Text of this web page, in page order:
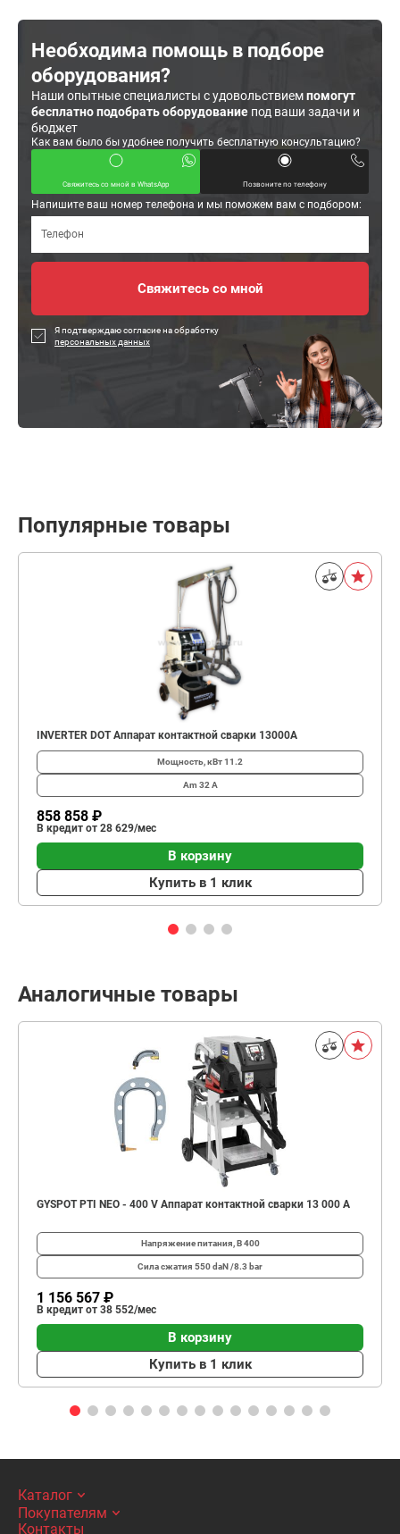
Необходима помощь в подборе
оборудования?
Наши опытные специалисты с удовольствиемпомогут
бесплатно подобрать оборудование под ваши задачи и
бюджет
Как вам было бы удобнее получить бесплатную консультацию?
Свяжитесь со мной в WhatsApp Позвоните по телефону
Напишите ваш номер телефона и мы поможем вам с подбором:
Я подтверждаю согласие на обработку
персональных данных
Популярные товары
INVERTER DOT Аппарат контактной сварки 13000А
Мощность, кВт11.2
Am 32 А
858 858 ₽
В кредит от 28 629/мес
В корзину
Купить в 1 клик
Аналогичные товары
GYSPOT PTI NEO - 400 V Аппарат контактной сварки 13 000 А
Напряжение питания, В400
Сила сжатия 550 daN /8.3 bar
1 156 567 ₽
В кредит от 38 552/мес
В корзину
Купить в 1 клик
Каталог
Покупателям
Контакты